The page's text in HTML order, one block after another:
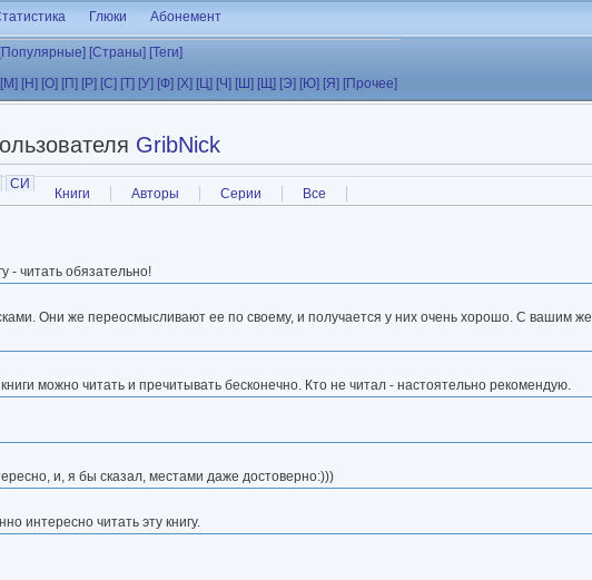
Глюки Абонемент
[Популярные] [Страны] [Теги]
[М] [Н] [О] [П] [Р] [С] [Т] [У] [Ф] [Х] [Ц] [Ч] [Ш] [Щ] [Э] [Ю] [Я] [Прочее]
GribNick
вкладка)
СИ
Книги Авторы Серии Все
- читать обязательно!
Они же переосмысливают ее по своему, и получается у них очень хорошо. С вашим же
можно читать и пречитывать бесконечно. Кто не читал - настоятельно рекомендую.
и, я бы сказал, местами даже достоверно:)))
интересно читать эту книгу.